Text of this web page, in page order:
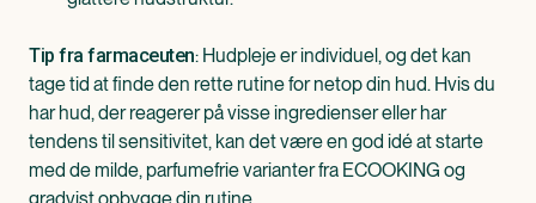
Tip fra farmaceuten: Hudpleje er individuel, og det kan
tage tid at finde den rette rutine for netop din hud. Hvis du
har hud, der reagerer på visse ingredienser eller har
tendens til sensitivitet, kan det være en god idé at starte
med de milde, parfumefrie varianter fra ECOOKING og